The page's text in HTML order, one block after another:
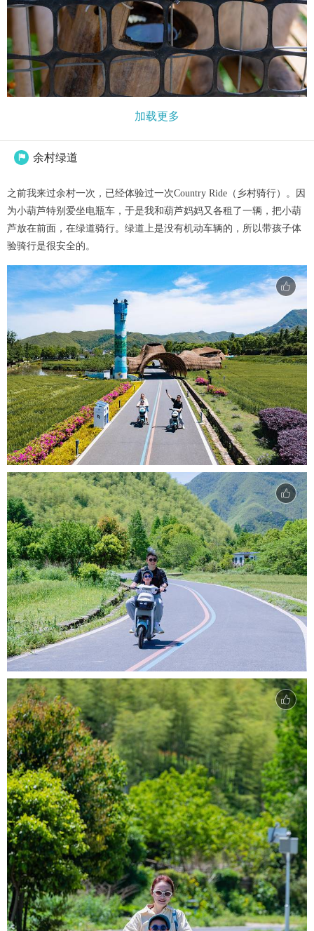
加载更多
 余村绿道
之前我来过余村一次，已经体验过一次Country Ride（乡村骑行）。因
为小葫芦特别爱坐电瓶车，于是我和葫芦妈妈又各租了一辆，把小葫
芦放在前面，在绿道骑行。绿道上是没有机动车辆的，所以带孩子体
验骑行是很安全的。